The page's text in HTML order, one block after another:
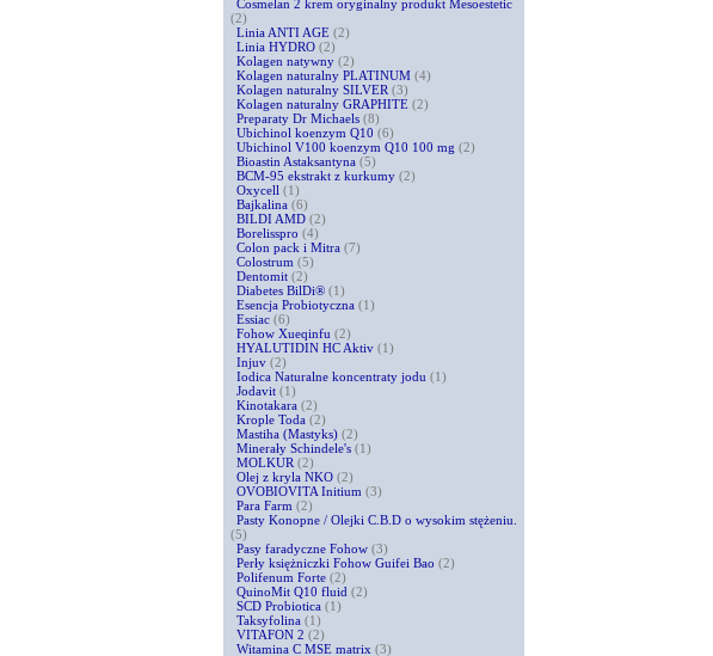
Cosmelan 2 krem oryginalny produkt Mesoestetic
(2)
Linia ANTI AGE (2)
Linia HYDRO (2)
Kolagen natywny (2)
Kolagen naturalny PLATINUM (4)
Kolagen naturalny SILVER (3)
Kolagen naturalny GRAPHITE (2)
Preparaty Dr Michaels (8)
Ubichinol koenzym Q10 (6)
Ubichinol V100 koenzym Q10 100 mg (2)
Bioastin Astaksantyna (5)
BCM-95 ekstrakt z kurkumy (2)
Oxycell (1)
Bajkalina (6)
BILDI AMD (2)
Borelisspro (4)
Colon pack i Mitra (7)
Colostrum (5)
Dentomit (2)
Diabetes BilDi® (1)
Esencja Probiotyczna (1)
Essiac (6)
Fohow Xueqinfu (2)
HYALUTIDIN HC Aktiv (1)
Injuv (2)
Iodica Naturalne koncentraty jodu (1)
Jodavit (1)
Kinotakara (2)
Krople Toda (2)
Mastiha (Mastyks) (2)
Minerały Schindele's (1)
MOLKUR (2)
Olej z kryla NKO (2)
OVOBIOVITA Initium (3)
Para Farm (2)
Pasty Konopne / Olejki C.B.D o wysokim stężeniu.
(5)
Pasy faradyczne Fohow (3)
Perły księżniczki Fohow Guifei Bao (2)
Polifenum Forte (2)
QuinoMit Q10 fluid (2)
SCD Probiotica (1)
Taksyfolina (1)
VITAFON 2 (2)
Witamina C MSE matrix (3)